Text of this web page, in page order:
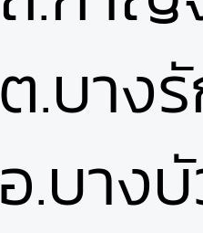
ต.บาง
อ.บาง